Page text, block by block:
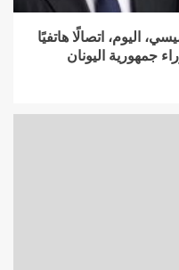
اليوم، اتصالًا هاتفيًا
جمهورية اليونان